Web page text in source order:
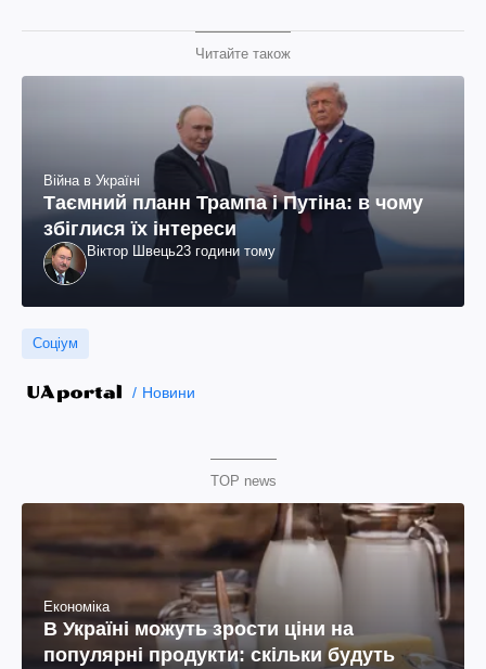
Читайте також
Війна в Україні
Таємний планн Трампа і Путіна: в чому
збіглися їх інтереси
Віктор Швець23 години тому
Соціум
Новини
TOP news
Економіка
В Україні можуть зрости ціни на
популярні продукти: скільки будуть